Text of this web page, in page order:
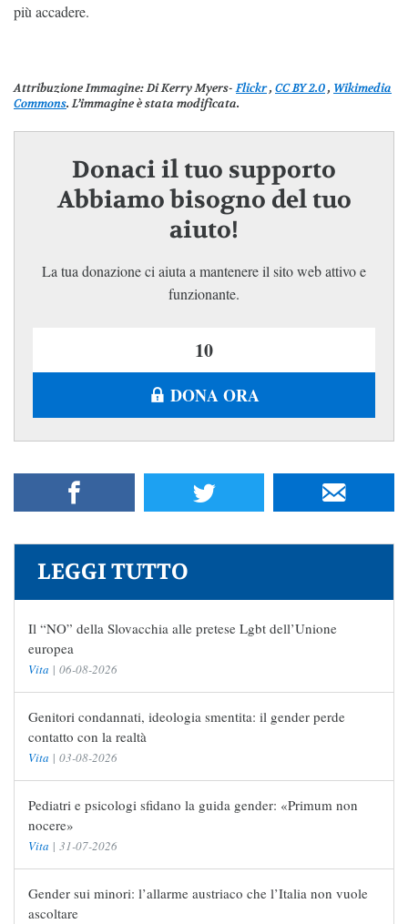
più accadere.
Attribuzione Immagine:Di Kerry Myers-Flickr, CC BY 2.0, Wikimedia
Commons. L’immagine è stata modificata.
Donaci il tuo supporto
Abbiamo bisogno del tuo
aiuto!
La tua donazione ci aiuta a mantenere il sito web attivo e
funzionante.
DONA ORA
LEGGI TUTTO
Il “NO” della Slovacchia alle pretese Lgbt dell’Unione
europea
Vita | 06-08-2026
Genitori condannati, ideologia smentita: il gender perde
contatto con la realtà
Vita | 03-08-2026
Pediatri e psicologi sfidano la guida gender: «Primum non
nocere»
Vita | 31-07-2026
Gender sui minori: l’allarme austriaco che l’Italia non vuole
ascoltare